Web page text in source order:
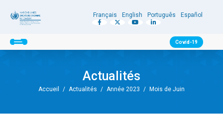
Français English Português Español
Covid-19
Actualités
Accueil / Actualités / Année 2023 / Mois de Juin